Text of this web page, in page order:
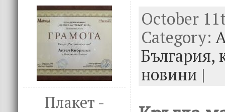
Плакет -
e
b
o
o
k
it
te
r
k
e
dI
n
October
Category:
България,
новини |